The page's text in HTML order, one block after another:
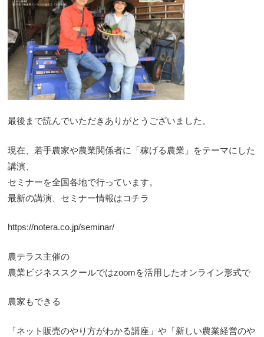
最後まで読んでいただきありがとうございました。
現在、若手農家や農業関係者に「稼げる農業」をテーマにした
講演、
セミナーを全国各地で行っています。
最新の講演、セミナー情報はコチラ
https://notera.co.jp/seminar/
農テラス主催の
農業ビジネススクールではzoomを活用したオンライン形式で
農家もできる
「ネット販売のやり方がわかる講座」や「新しい農業経営のや